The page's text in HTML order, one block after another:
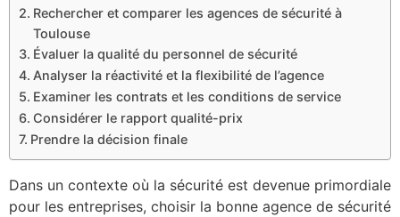
Rechercher et comparer les agences de sécurité à
Toulouse
Évaluer la qualité du personnel de sécurité
Analyser la réactivité et la flexibilité de l’agence
Examiner les contrats et les conditions de service
Considérer le rapport qualité-prix
Prendre la décision finale
Dans un contexte où la sécurité est devenue primordiale
pour les entreprises, choisir la bonne agence de sécurité